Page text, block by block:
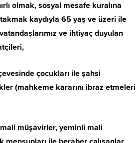
olmak, sosyal mesafe kuralına
kaydıyla 65 yaş ve üzeri ile
ve ihtiyaç duyulan
çocukları ile şahsi
(mahkeme kararını ibraz etmeleri
müşavirler, yeminli mali